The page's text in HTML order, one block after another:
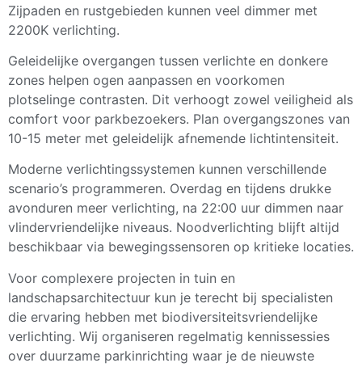
Zijpaden en rustgebieden kunnen veel dimmer met
2200K verlichting.
Geleidelijke overgangen tussen verlichte en donkere
zones helpen ogen aanpassen en voorkomen
plotselinge contrasten. Dit verhoogt zowel veiligheid als
comfort voor parkbezoekers. Plan overgangszones van
10-15 meter met geleidelijk afnemende lichtintensiteit.
Moderne verlichtingssystemen kunnen verschillende
scenario’s programmeren. Overdag en tijdens drukke
avonduren meer verlichting, na 22:00 uur dimmen naar
vlindervriendelijke niveaus. Noodverlichting blijft altijd
beschikbaar via bewegingssensoren op kritieke locaties.
Voor complexere projecten in tuin en
landschapsarchitectuur kun je terecht bij specialisten
die ervaring hebben met biodiversiteitsvriendelijke
verlichting. Wij organiseren regelmatig kennissessies
over duurzame parkinrichting waar je de nieuwste